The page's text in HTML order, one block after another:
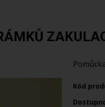
Kód